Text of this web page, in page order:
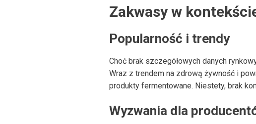
Zakwasy w
Popularność i trendy
Choć brak szczegółowych danych
Wraz z trendem na zdrową żywność i
produkty fermentowane. Niestety, brak
Wyzwania dla